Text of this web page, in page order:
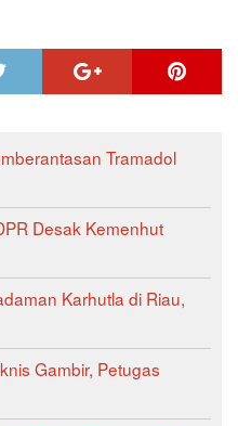
Tramadol
Desak Kemenhut
Karhutla di Riau,
Gambir, Petugas